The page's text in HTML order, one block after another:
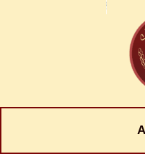
Panneau de gestion des cookies